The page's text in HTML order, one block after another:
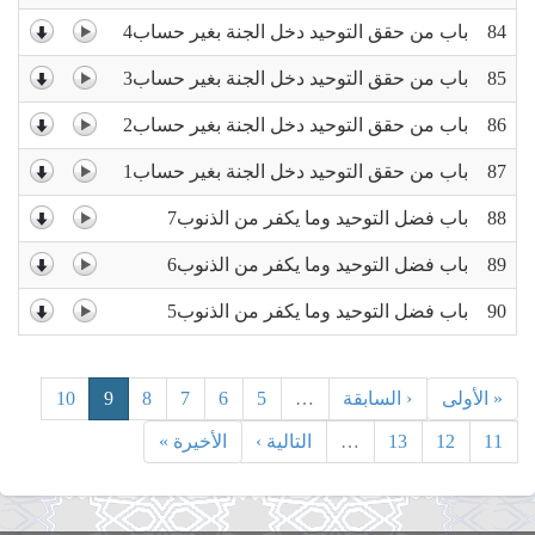
84 باب من حقق التوحيد دخل الجنة بغير حساب4
85 باب من حقق التوحيد دخل الجنة بغير حساب3
86 باب من حقق التوحيد دخل الجنة بغير حساب2
87 باب من حقق التوحيد دخل الجنة بغير حساب1
88 باب فضل التوحيد وما يكفر من الذنوب7
89 باب فضل التوحيد وما يكفر من الذنوب6
90 باب فضل التوحيد وما يكفر من الذنوب5
« الأولى ‹ السابقة …
5
6
7
8
9
10
11
12
13
… التالية › الأخيرة »